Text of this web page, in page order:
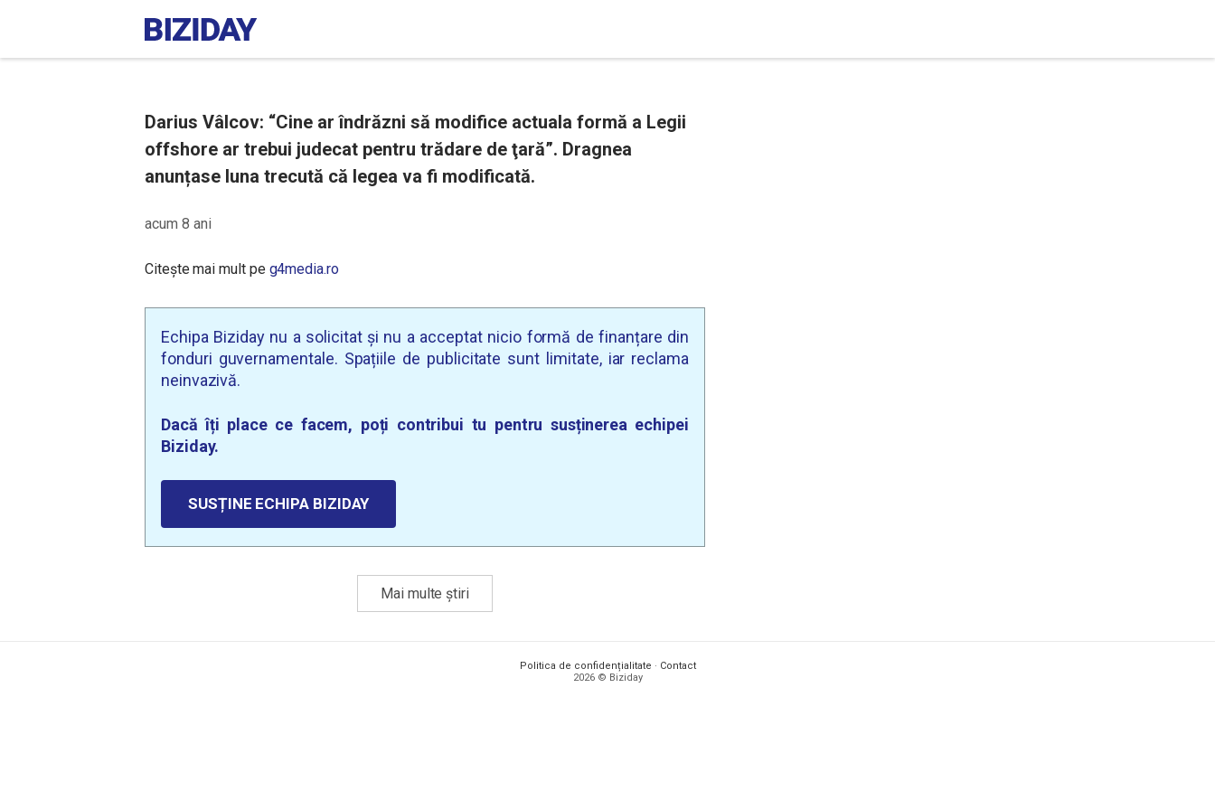
Darius Vâlcov: “Cine ar îndrăzni să modifice actuala formă a Legii
offshore ar trebui judecat pentru trădare de ţară”. Dragnea
anunțase luna trecută că legea va fi modificată.
acum 8 ani
Citește mai mult pe g4media.ro
Echipa Biziday nu a solicitat și nu a acceptat nicio formă de finanțare din
fonduri guvernamentale. Spațiile de publicitate sunt limitate, iar reclama
neinvazivă.
Dacă îți place ce facem, poți contribui tu pentru susținerea echipei
Biziday.
SUSȚINE ECHIPA BIZIDAY
Mai multe știri
Politica de confidențialitate · Contact
2026 © Biziday